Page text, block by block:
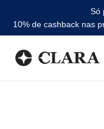
Só
10% de cashback nas